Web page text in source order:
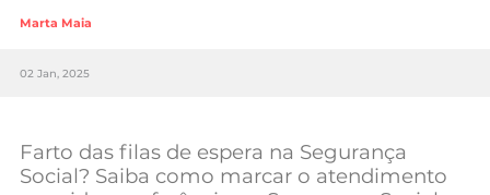
Lifestyle
Sociedade
Negócios
Marta Maia
02 Jan, 2025
Farto das filas de espera na Segurança
Social? Saiba como marcar o atendimento